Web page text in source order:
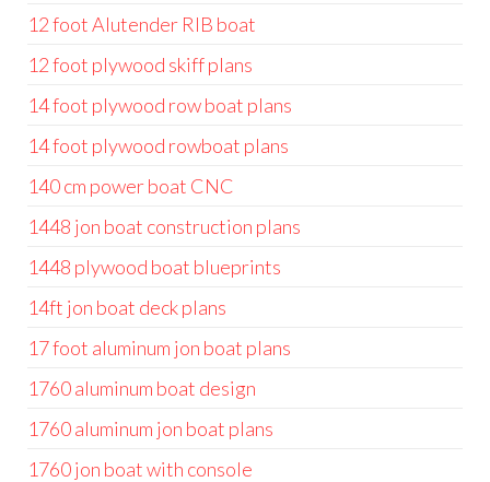
12 foot Alutender RIB boat
12 foot plywood skiff plans
14 foot plywood row boat plans
14 foot plywood rowboat plans
140 cm power boat CNC
1448 jon boat construction plans
1448 plywood boat blueprints
14ft jon boat deck plans
17 foot aluminum jon boat plans
1760 aluminum boat design
1760 aluminum jon boat plans
1760 jon boat with console